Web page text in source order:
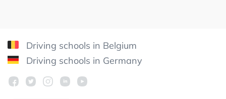
Driving schools in Belgium
Driving schools in Germany